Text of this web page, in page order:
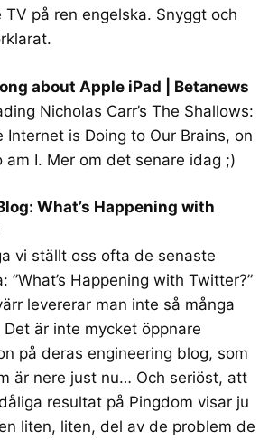
TV på ren engelska. Snyggt och
about Apple iPad | Betanews
Nicholas Carr’s The Shallows:
Internet is Doing to Our Brains, on
am I. Mer om det senare idag ;)
What’s Happening with
vi ställt oss ofta de senaste
”What’s Happening with Twitter?”
levererar man inte så många
Det är inte mycket öppnare
på deras engineering blog, som
är nere just nu… Och seriöst, att
resultat på Pingdom visar ju
liten, liten, del av de problem de